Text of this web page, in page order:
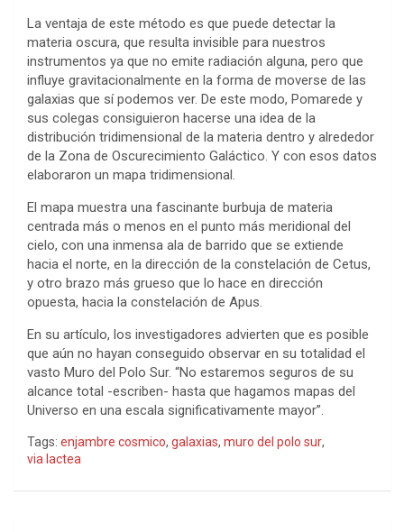
La ventaja de este método es que puede detectar la
materia oscura, que resulta invisible para nuestros
instrumentos ya que no emite radiación alguna, pero que
influye gravitacionalmente en la forma de moverse de las
galaxias que sí podemos ver. De este modo, Pomarede y
sus colegas consiguieron hacerse una idea de la
distribución tridimensional de la materia dentro y alrededor
de la Zona de Oscurecimiento Galáctico. Y con esos datos
elaboraron un mapa tridimensional.
El mapa muestra una fascinante burbuja de materia
centrada más o menos en el punto más meridional del
cielo, con una inmensa ala de barrido que se extiende
hacia el norte, en la dirección de la constelación de Cetus,
y otro brazo más grueso que lo hace en dirección
opuesta, hacia la constelación de Apus.
En su artículo, los investigadores advierten que es posible
que aún no hayan conseguido observar en su totalidad el
vasto Muro del Polo Sur. “No estaremos seguros de su
alcance total -escriben- hasta que hagamos mapas del
Universo en una escala significativamente mayor”.
Tags: enjambre cosmico, galaxias, muro del polo sur,
via lactea